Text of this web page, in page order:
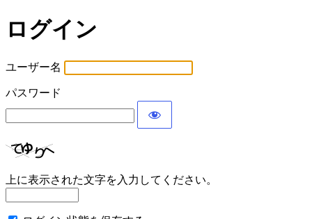
ログイン
ユーザー名
パスワード
上に表示された文字を入力してください。